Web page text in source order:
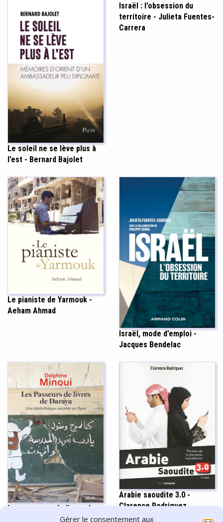
Gérer le consentement aux
Le soleil ne se lève plus à
l’est - Bernard Bajolet
Israël : l’obsession du
territoire - Julieta Fuentes-
Carrera
Le pianiste de Yarmouk -
Aeham Ahmad
Israël, mode d’emploi -
Jacques Bendelac
Les passeurs de livres de
Daraya - Delphine Minoui
Arabie saoudite 3.0 -
Clarence Rodriguez